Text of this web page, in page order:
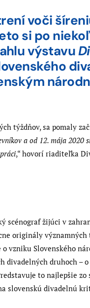
voči
si po
výstavu
týždňov, sa pomaly
a od 12. mája 2020
,“ hovorí riaditeľka
scénograf žijúci v
originály
vzniku Slovenského
druhoch – o
to najlepšie zo
slovenskú divadelnú